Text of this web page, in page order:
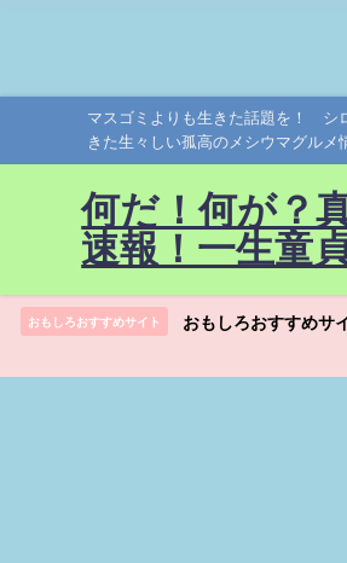
マスゴミよりも生きた話題を！ シ
きた生々しい孤高のメシウマグルメ
何だ！何が？
速報！一生童
おもしろおすすめサイト
おもしろおすすめサ